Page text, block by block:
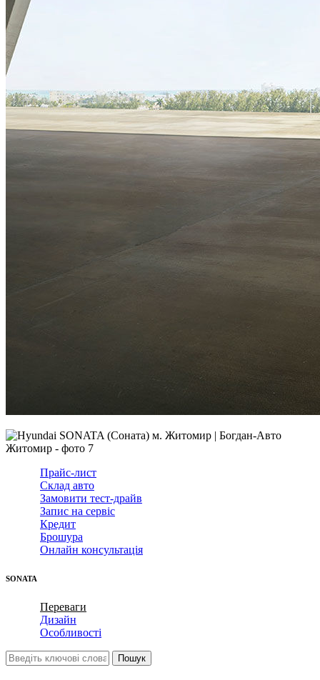
Прайс-лист
Склад авто
Замовити тест-драйв
Запис на сервіс
Кредит
Брошура
Онлайн консультація
SONATA
Переваги
Дизайн
Особливості